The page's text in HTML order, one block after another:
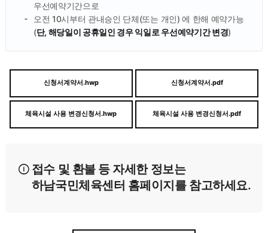
우선예약기간으로
오전 10시부터 관내승인 단체(또는 개인) 에 한해 예약가능
(단, 해당일이 공휴일인 경우 익일로 우선예약기간 변경)
신청서계약서.hwp 신청서계약서.pdf
체육시설 사용 변경신청서.hwp 체육시설 사용 변경신청서.pdf
접수 및 환불 등 자세한 정보는
하남국민체육센터 홈페이지를 참고하세요.